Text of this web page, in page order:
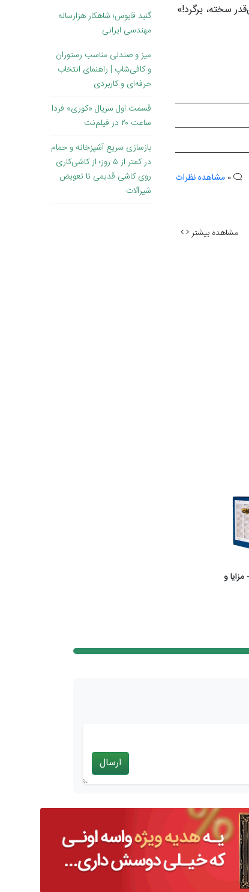
سخته، برگرد!»
مشاهده نظرات
مشاهده بیشتر
و
گنبد قابوس؛ شاهکار هزارساله
مهندسی ایرانی
میز و صندلی مناسب رستوران
و کافی‌شاپ | راهنمای انتخاب
حرفه‌ای و کاربردی
قسمت اول سریال «کوری» فردا
ساعت ۲۰ در فیلم‌نت
بازسازی سریع آشپزخانه و حمام
در کمتر از ۵ روز؛ از کاشی‌کاری
روی کاشی قدیمی تا تعویض
شیرآلات
ارسال